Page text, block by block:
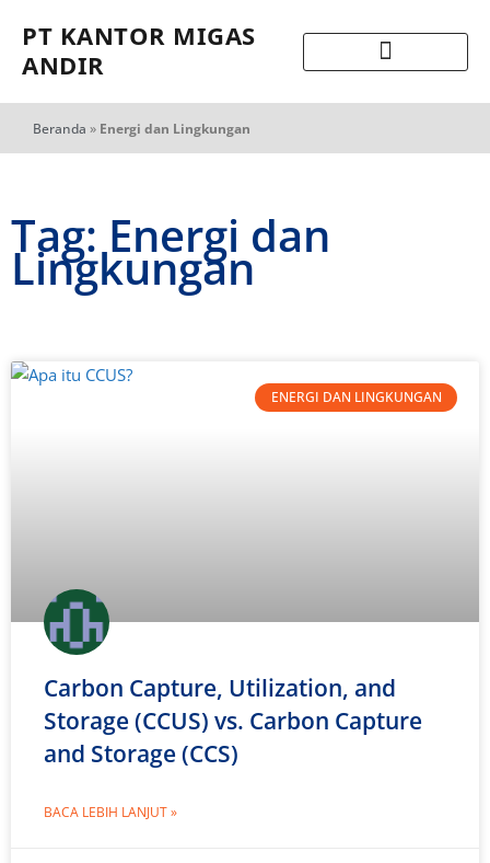
PT KANTOR MIGAS
ANDIR
Beranda » Energi dan Lingkungan
Tag: Energi dan
Lingkungan
ENERGI DAN LINGKUNGAN
Carbon Capture, Utilization, and
Storage (CCUS) vs. Carbon Capture
and Storage (CCS)
BACA LEBIH LANJUT »